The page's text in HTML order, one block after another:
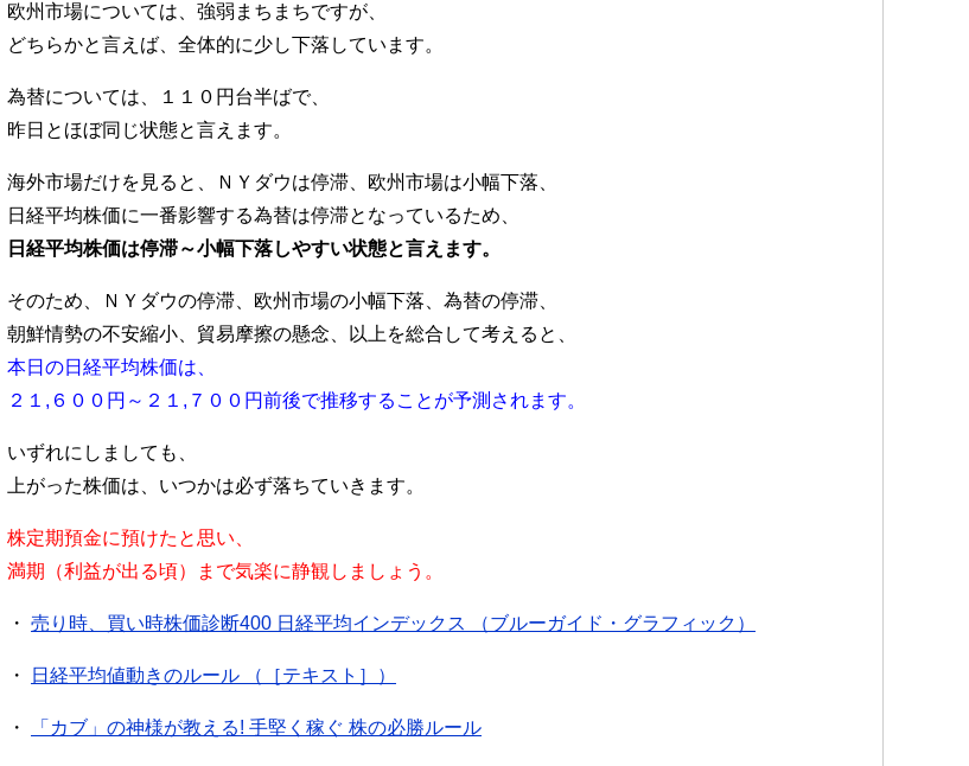
欧州市場については、強弱まちまちですが、
どちらかと言えば、全体的に少し下落しています。
為替については、１１０円台半ばで、
昨日とほぼ同じ状態と言えます。
海外市場だけを見ると、ＮＹダウは停滞、欧州市場は小幅下落、
日経平均株価に一番影響する為替は停滞となっているため、
日経平均株価は停滞～小幅下落しやすい状態と言えます。
そのため、ＮＹダウの停滞、欧州市場の小幅下落、為替の停滞、
朝鮮情勢の不安縮小、貿易摩擦の懸念、以上を総合して考えると、
本日の日経平均株価は、
２１,６００円～２１,７００円前後で推移することが予測されます。
いずれにしましても、
上がった株価は、いつかは必ず落ちていきます。
株定期預金に預けたと思い、
満期（利益が出る頃）まで気楽に静観しましょう。
・ 売り時、買い時株価診断400 日経平均インデックス （ブルーガイド・グラフィック）
・ 日経平均値動きのルール （［テキスト］）
・ 「カブ」の神様が教える! 手堅く稼ぐ 株の必勝ルール